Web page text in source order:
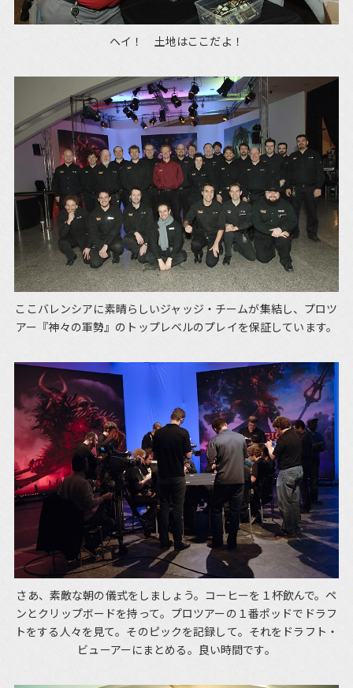
ヘイ！ 土地はここだよ！
ここバレンシアに素晴らしいジャッジ・チームが集結し、プロツ
アー『神々の軍勢』のトップレベルのプレイを保証しています。
さあ、素敵な朝の儀式をしましょう。コーヒーを１杯飲んで。ペ
ンとクリップボードを持って。プロツアーの１番ポッドでドラフ
トをする人々を見て。そのピックを記録して。それをドラフト・
ビューアーにまとめる。良い時間です。